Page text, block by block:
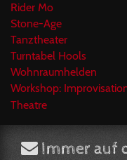
Rider Mo
Stone-Age
Tanztheater
Turntabel Hools
Wohnraumhelden
Workshop:
Theatre
Immer auf